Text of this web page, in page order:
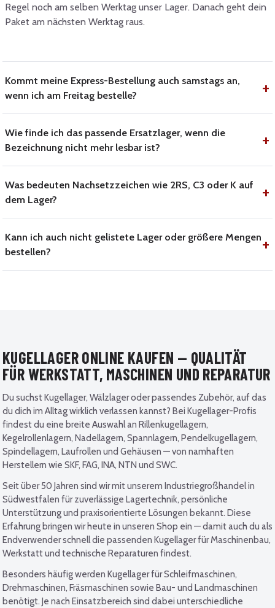
Regel noch am selben Werktag unser Lager. Danach geht dein
Paket am nächsten Werktag raus.
Kommt meine Express-Bestellung auch samstags an,
wenn ich am Freitag bestelle?
Wie finde ich das passende Ersatzlager, wenn die
Bezeichnung nicht mehr lesbar ist?
Was bedeuten Nachsetzzeichen wie 2RS, C3 oder K auf
dem Lager?
Kann ich auch nicht gelistete Lager oder größere Mengen
bestellen?
KUGELLAGER ONLINE KAUFEN — QUALITÄT
FÜR WERKSTATT, MASCHINEN UND REPARATUR
Du suchst Kugellager, Wälzlager oder passendes Zubehör, auf das
du dich im Alltag wirklich verlassen kannst? Bei Kugellager-Profis
findest du eine breite Auswahl an Rillenkugellagern,
Kegelrollenlagern, Nadellagern, Spannlagern, Pendelkugellagern,
Spindellagern, Laufrollen und Gehäusen — von namhaften
Herstellern wie SKF, FAG, INA, NTN und SWC.
Seit über 50 Jahren sind wir mit unserem Industriegroßhandel in
Südwestfalen für zuverlässige Lagertechnik, persönliche
Unterstützung und praxisorientierte Lösungen bekannt. Diese
Erfahrung bringen wir heute in unseren Shop ein — damit auch du als
Endverwender schnell die passenden Kugellager für Maschinenbau,
Werkstatt und technische Reparaturen findest.
Besonders häufig werden Kugellager für Schleifmaschinen,
Drehmaschinen, Fräsmaschinen sowie Bau- und Landmaschinen
benötigt. Je nach Einsatzbereich sind dabei unterschiedliche